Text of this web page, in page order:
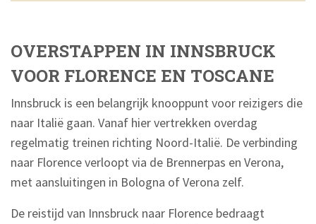
OVERSTAPPEN IN INNSBRUCK
VOOR FLORENCE EN TOSCANE
Innsbruck is een belangrijk knooppunt voor reizigers die
naar Italië gaan. Vanaf hier vertrekken overdag
regelmatig treinen richting Noord-Italië. De verbinding
naar Florence verloopt via de Brennerpas en Verona,
met aansluitingen in Bologna of Verona zelf.
De reistijd van Innsbruck naar Florence bedraagt